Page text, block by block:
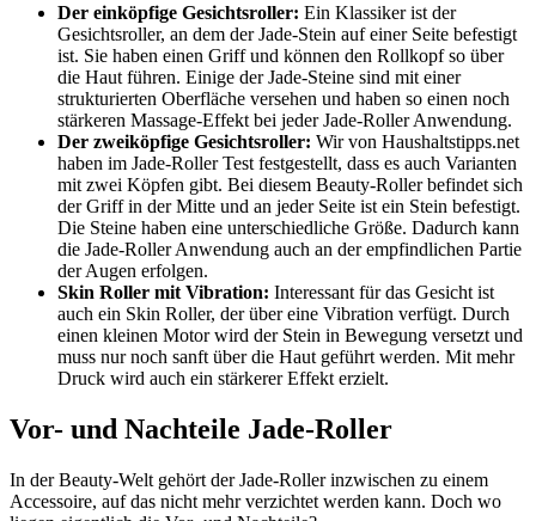
Der einköpfige Gesichtsroller: Ein Klassiker ist der
Gesichtsroller, an dem der Jade-Stein auf einer Seite befestigt
ist. Sie haben einen Griff und können den Rollkopf so über
die Haut führen. Einige der Jade-Steine sind mit einer
strukturierten Oberfläche versehen und haben so einen noch
stärkeren Massage-Effekt bei jeder Jade-Roller Anwendung.
Der zweiköpfige Gesichtsroller: Wir von Haushaltstipps.net
haben im Jade-Roller Test festgestellt, dass es auch Varianten
mit zwei Köpfen gibt. Bei diesem Beauty-Roller befindet sich
der Griff in der Mitte und an jeder Seite ist ein Stein befestigt.
Die Steine haben eine unterschiedliche Größe. Dadurch kann
die Jade-Roller Anwendung auch an der empfindlichen Partie
der Augen erfolgen.
Skin Roller mit Vibration: Interessant für das Gesicht ist
auch ein Skin Roller, der über eine Vibration verfügt. Durch
einen kleinen Motor wird der Stein in Bewegung versetzt und
muss nur noch sanft über die Haut geführt werden. Mit mehr
Druck wird auch ein stärkerer Effekt erzielt.
Vor- und Nachteile Jade-Roller
In der Beauty-Welt gehört der Jade-Roller inzwischen zu einem
Accessoire, auf das nicht mehr verzichtet werden kann. Doch wo